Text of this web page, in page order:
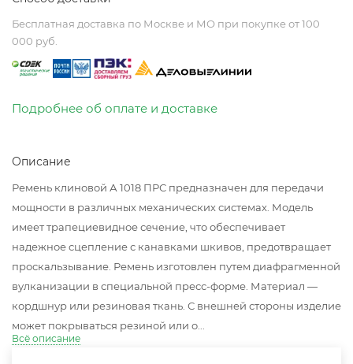
Бесплатная доставка по Москве и МО при покупке от 100
000 руб.
Подробнее об оплате и доставке
Описание
Ремень клиновой А 1018 ПРС предназначен для передачи
мощности в различных механических системах. Модель
имеет трапециевидное сечение, что обеспечивает
надежное сцепление с канавками шкивов, предотвращает
проскальзывание. Ремень изготовлен путем диафрагменной
вулканизации в специальной пресс-форме. Материал —
кордшнур или резиновая ткань. С внешней стороны изделие
может покрываться резиной или о...
Всё описание